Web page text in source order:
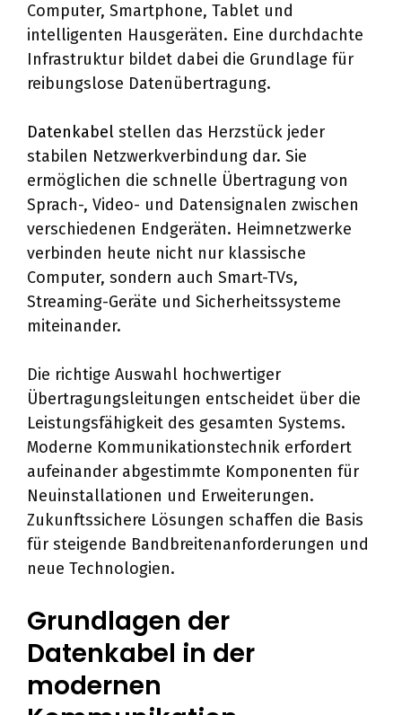
Computer, Smartphone, Tablet und
intelligenten Hausgeräten. Eine durchdachte
Infrastruktur bildet dabei die Grundlage für
reibungslose Datenübertragung.
Datenkabel stellen das Herzstück jeder
stabilen Netzwerkverbindung dar. Sie
ermöglichen die schnelle Übertragung von
Sprach-, Video- und Datensignalen zwischen
verschiedenen Endgeräten. Heimnetzwerke
verbinden heute nicht nur klassische
Computer, sondern auch Smart-TVs,
Streaming-Geräte und Sicherheitssysteme
miteinander.
Die richtige Auswahl hochwertiger
Übertragungsleitungen entscheidet über die
Leistungsfähigkeit des gesamten Systems.
Moderne Kommunikationstechnik erfordert
aufeinander abgestimmte Komponenten für
Neuinstallationen und Erweiterungen.
Zukunftssichere Lösungen schaffen die Basis
für steigende Bandbreitenanforderungen und
neue Technologien.
Grundlagen der
Datenkabel in der
modernen